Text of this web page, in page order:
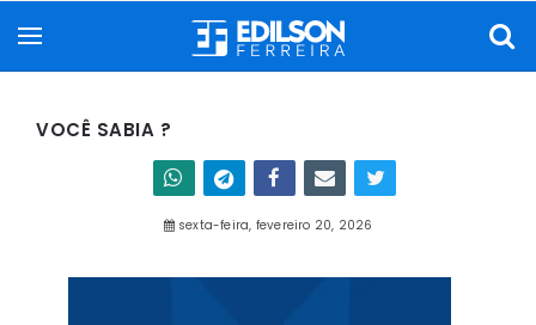
VOCÊ SABIA ?
sexta-feira, fevereiro 20, 2026